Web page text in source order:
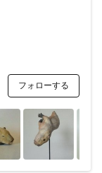
フォローする